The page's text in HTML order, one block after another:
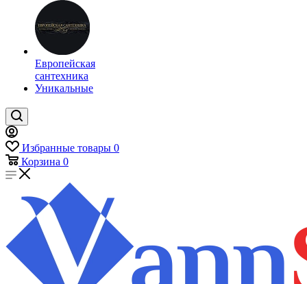
Европейская
сантехника
Уникальные
Избранные товары 0
Корзина 0